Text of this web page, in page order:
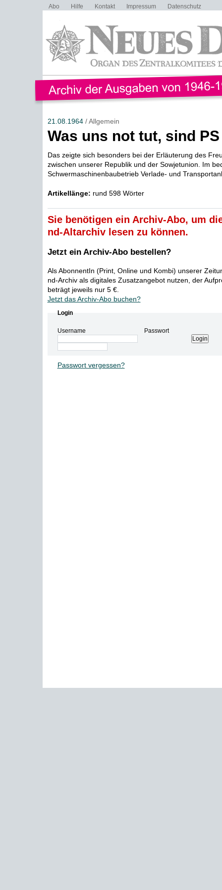
Abo Hilfe Kontakt Impressum Datenschutz
21.08.1964/ Allgemein
Was uns not tut, sind PS
Das zeigte sich besonders bei der Erläuterung des
zwischen unserer Republik und der Sowjetunion. Im
Schwermaschinenbaubetrieb Verlade- und
Artikellänge: rund 598 Wörter
Sie benötigen ein Archiv-Abo, um
nd-Altarchiv lesen zu können.
Jetzt ein Archiv-Abo bestellen?
Als AbonnentIn (Print, Online und Kombi) unserer
nd-Archiv als digitales Zusatzangebot nutzen, der
beträgt jeweils nur 5 €.
Jetzt das Archiv-Abo buchen?
Login
Username Passwort
Passwort vergessen?